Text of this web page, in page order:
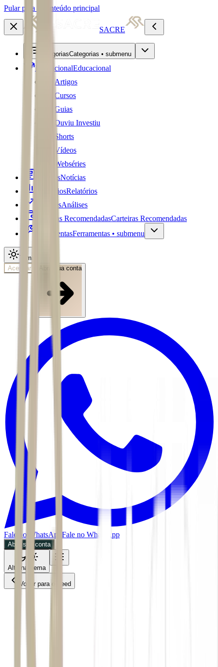
Pular para o conteúdo principal
SACRE
CategoriasCategorias • submenu
EducacionalEducacional
Artigos
Cursos
Guias
Ouviu Investiu
Shorts
Vídeos
Webséries
NotíciasNotícias
RelatóriosRelatórios
AnálisesAnálises
Carteiras RecomendadasCarteiras Recomendadas
FerramentasFerramentas • submenu
Tema
Acessar
Abra sua conta
Fale no WhatsApp Fale no WhatsApp
Abra sua conta
Alternar tema
Voltar para o Feed